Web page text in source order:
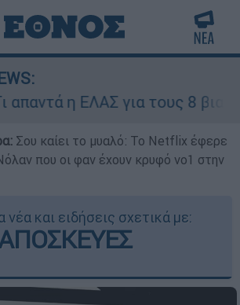
ΕΛΑΣ για τους 8 βιασμούς
Σου καίει το μυαλό: Το Netflix έφερε
που οι φαν έχουν κρυφό νο1 στην
νέα και ειδήσεις σχετικά με: